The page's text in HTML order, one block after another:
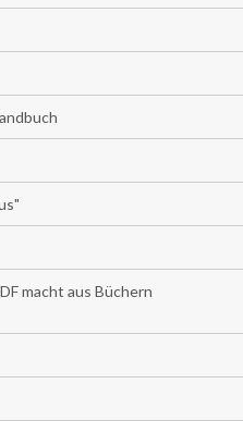
macht aus Büchern